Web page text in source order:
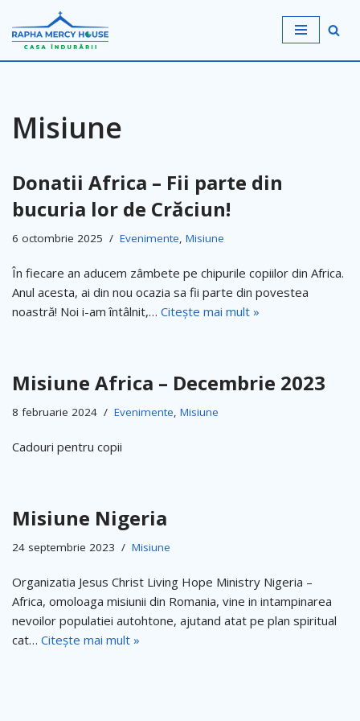
Sari
la
Misiune
Donatii Africa – Fii parte din
bucuria lor de Crăciun!
6 octombrie 2025 Evenimente, Misiune
În fiecare an aducem zâmbete pe chipurile copiilor din Africa.
Anul acesta, ai din nou ocazia sa fii parte din povestea
noastră! Noi i-am întâlnit,… Citește mai mult »
Misiune Africa – Decembrie 2023
8 februarie 2024 Evenimente, Misiune
Cadouri pentru copii
Misiune Nigeria
24 septembrie 2023 Misiune
Organizatia Jesus Christ Living Hope Ministry Nigeria –
Africa, omoloaga misiunii din Romania, vine in intampinarea
nevoilor populatiei autohtone, ajutand atat pe plan spiritual
cat… Citește mai mult »